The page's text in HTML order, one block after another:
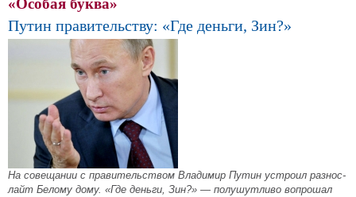
«Особая буква»
Путин правительству: «Где деньги, Зин?»
На совещании с правительством Владимир Путин устроил разнос-
лайт Белому дому. «Где деньги, Зин?» — полушутливо вопрошал